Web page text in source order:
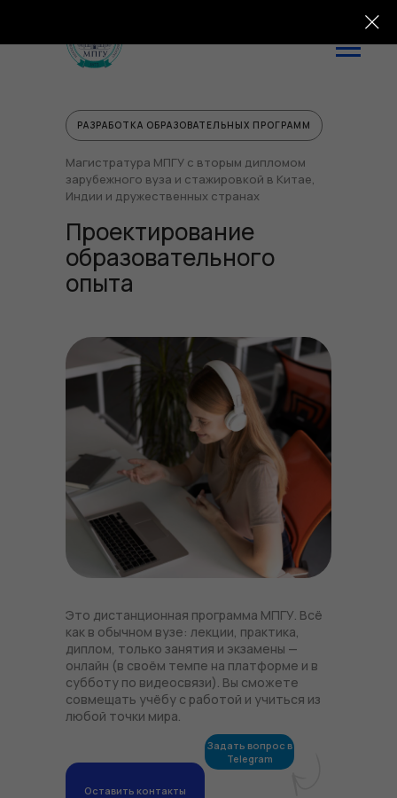
Это дистанционная программа МПГУ. Всё
как в обычном вузе: лекции, практика,
диплом, только занятия и экзамены —
онлайн (в своём темпе на платформе и в
субботу по видеосвязи). Вы сможете
совмещать учёбу с работой и учиться из
любой точки мира.
Оставить контакты
Задать вопрос в
Telegram
Проектирование
образовательного
опыта
Магистратура МПГУ с вторым дипломом
зарубежного вуза и стажировкой в Китае,
Индии и дружественных странах
РАЗРАБОТКА ОБРАЗОВАТЕЛЬНЫХ ПРОГРАММ